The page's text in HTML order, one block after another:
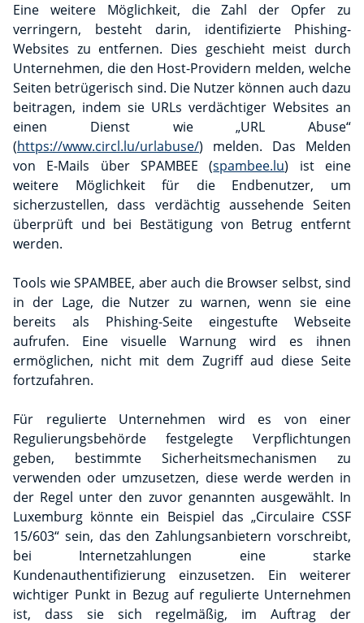
Eine weitere Möglichkeit, die Zahl der Opfer zu
verringern, besteht darin, identifizierte Phishing-
Websites zu entfernen. Dies geschieht meist durch
Unternehmen, die den Host-Providern melden, welche
Seiten betrügerisch sind. Die Nutzer können auch dazu
beitragen, indem sie URLs verdächtiger Websites an
einen Dienst wie „URL Abuse“
(https://www.circl.lu/urlabuse/) melden. Das Melden
von E-Mails über SPAMBEE (spambee.lu) ist eine
weitere Möglichkeit für die Endbenutzer, um
sicherzustellen, dass verdächtig aussehende Seiten
überprüft und bei Bestätigung von Betrug entfernt
werden.
Tools wie SPAMBEE, aber auch die Browser selbst, sind
in der Lage, die Nutzer zu warnen, wenn sie eine
bereits als Phishing-Seite eingestufte Webseite
aufrufen. Eine visuelle Warnung wird es ihnen
ermöglichen, nicht mit dem Zugriff aud diese Seite
fortzufahren.
Für regulierte Unternehmen wird es von einer
Regulierungsbehörde festgelegte Verpflichtungen
geben, bestimmte Sicherheitsmechanismen zu
verwenden oder umzusetzen, diese werde werden in
der Regel unter den zuvor genannten ausgewählt. In
Luxemburg könnte ein Beispiel das „Circulaire CSSF
15/603“ sein, das den Zahlungsanbietern vorschreibt,
bei Internetzahlungen eine starke
Kundenauthentifizierung einzusetzen. Ein weiterer
wichtiger Punkt in Bezug auf regulierte Unternehmen
ist, dass sie sich regelmäßig, im Auftrag der